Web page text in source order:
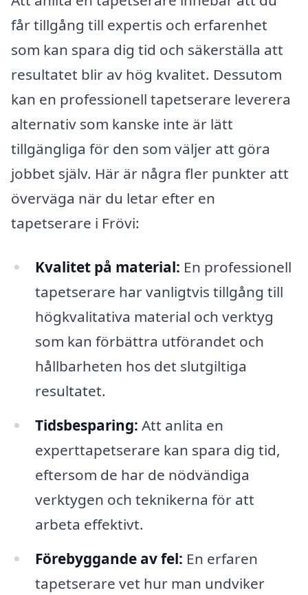
får tillgång till expertis och erfarenhet
som kan spara dig tid och säkerställa att
resultatet blir av hög kvalitet. Dessutom
kan en professionell tapetserare leverera
alternativ som kanske inte är lätt
tillgängliga för den som väljer att göra
jobbet själv. Här är några fler punkter att
överväga när du letar efter en
tapetserare i Frövi:
Kvalitet på material: En professionell
tapetserare har vanligtvis tillgång till
högkvalitativa material och verktyg
som kan förbättra utförandet och
hållbarheten hos det slutgiltiga
resultatet.
Tidsbesparing: Att anlita en
experttapetserare kan spara dig tid,
eftersom de har de nödvändiga
verktygen och teknikerna för att
arbeta effektivt.
Förebyggande av fel: En erfaren
tapetserare vet hur man undviker